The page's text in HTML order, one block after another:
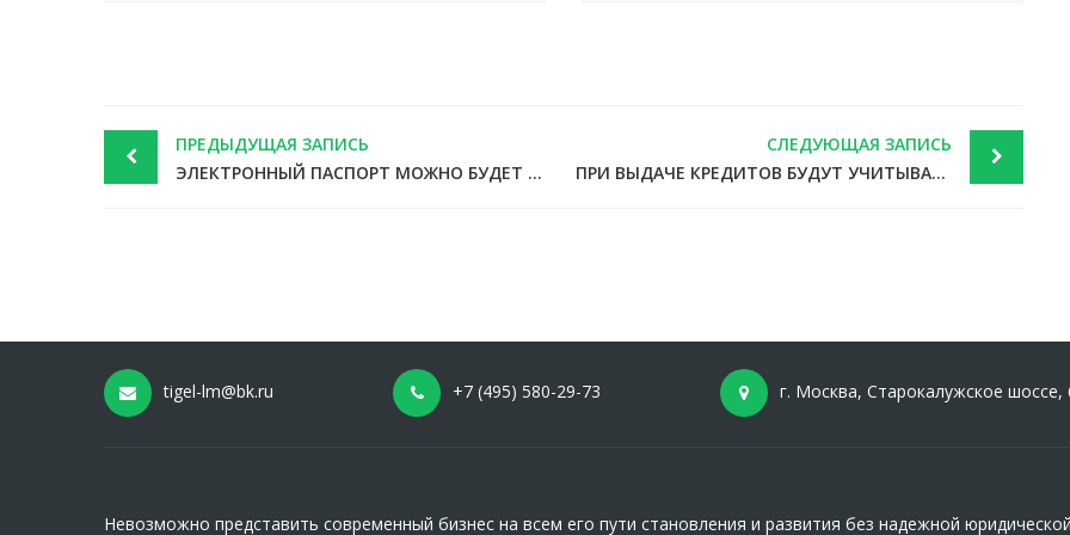
Post
navigation
ПРЕДЫДУЩАЯ ЗАПИСЬ
ЭЛЕКТРОННЫЙ ПАСПОРТ МОЖНО БУДЕТ ИСПОЛЬЗОВАТЬ ДЛЯ РЕГИСТРАЦИИ КОМПАНИЙ
СЛЕДУЮЩАЯ ЗАПИСЬ
ПРИ ВЫДАЧЕ КРЕДИТОВ БУДУТ УЧИТЫВАТЬ ДОЛГОВУЮ НАГРУЗКУ НА ЗАЕМЩИКА
tigel-lm@bk.ru +7 (495) 580-29-73 г. Москва, Старокалужское шоссе,
Невозможно представить современный бизнес на всем его пути становления и развития без надежной